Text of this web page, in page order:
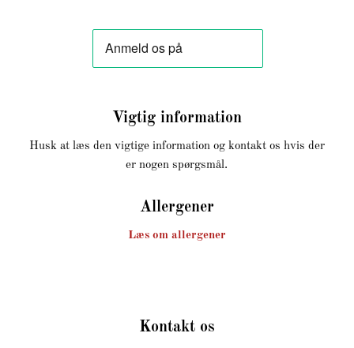
Vigtig information
Husk at læs den vigtige information og kontakt os hvis der
er nogen spørgsmål.
Allergener
Læs om allergener
Kontakt os